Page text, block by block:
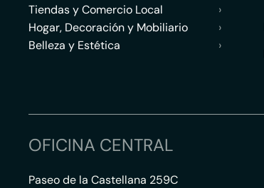
Tiendas y Comercio Local
›
Hogar, Decoración y Mobiliario
›
Belleza y Estética
›
OFICINA CENTRAL
Paseo de la Castellana 259C